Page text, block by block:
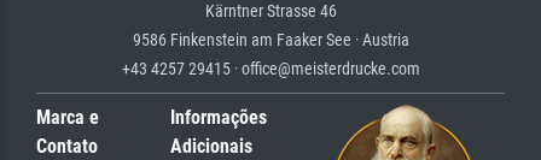
Kärntner Strasse 46
9586 Finkenstein am Faaker See · Austria
+43 4257 29415 · office@meisterdrucke.com
Marca e
Contato
Informações
Adicionais